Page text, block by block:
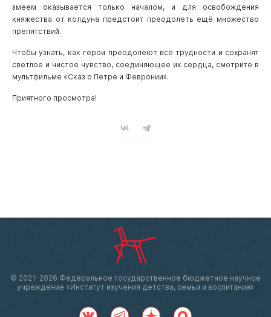
змеем оказывается только началом, и для освобождения
княжества от колдуна предстоит преодолеть ещё множество
препятствий.
Чтобы узнать, как герои преодолеют все трудности и сохранят
светлое и чистое чувство, соединяющее их сердца, смотрите в
мультфильме «Сказ о Петре и Февронии».
Приятного просмотра!
© 2021-2026 Федеральное государственное бюджетное научное
учреждение «Институт изучения детства, семьи и воспитания»